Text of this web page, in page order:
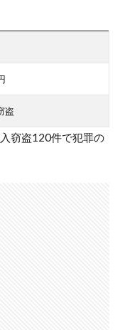
盗
窃盗120件で犯罪の